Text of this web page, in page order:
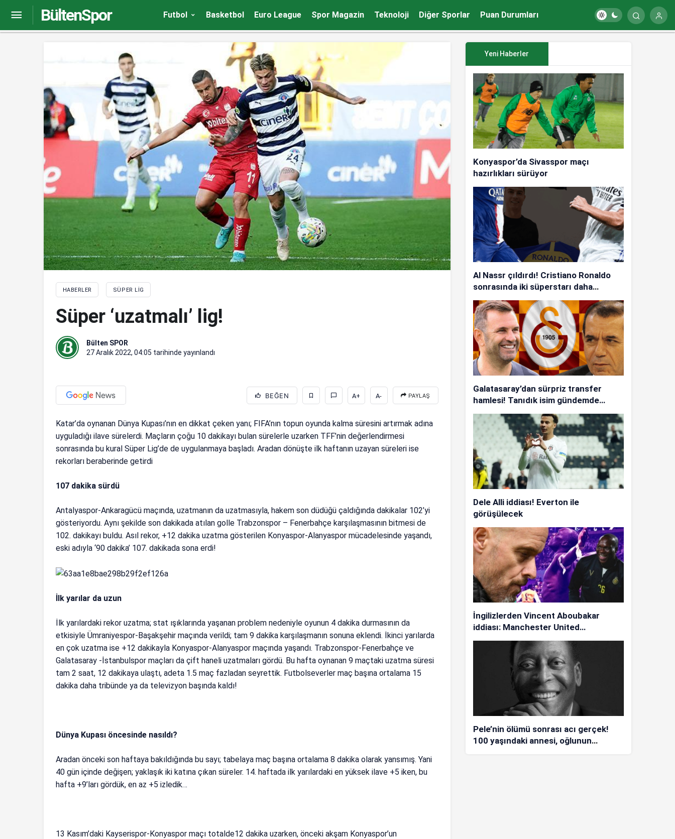
BültenSpor Futbol Basketbol Euro League Spor Magazin Teknoloji Diğer Sporlar Puan Durumları
HABERLER SÜPER LIG
Süper ‘uzatmalı’ lig!
Bülten SPOR
27 Aralık 2022, 04:05 tarihinde yayınlandı
BEĞEN A+ A- PAYLAŞ
Katar’da oynanan Dünya Kupası’nın en dikkat çeken yanı; FIFA’nın topun oyunda kalma süresini artırmak adına
uyguladığı ilave sürelerdi. Maçların çoğu 10 dakikayı bulan sürelerle uzarken TFF’nin değerlendirmesi
sonrasında bu kural Süper Lig’de de uygulanmaya başladı. Aradan dönüşte ilk haftanın uzayan süreleri ise
rekorları beraberinde getirdi
107 dakika sürdü
Antalyaspor-Ankaragücü maçında, uzatmanın da uzatmasıyla, hakem son düdüğü çaldığında dakikalar 102’yi
gösteriyordu. Aynı şekilde son dakikada atılan golle Trabzonspor – Fenerbahçe karşılaşmasının bitmesi de
102. dakikayı buldu. Asıl rekor, +12 dakika uzatma gösterilen Konyaspor-Alanyaspor mücadelesinde yaşandı,
eski adıyla ‘90 dakika’ 107. dakikada sona erdi!
İlk yarılar da uzun
İlk yarılardaki rekor uzatma; stat ışıklarında yaşanan problem nedeniyle oyunun 4 dakika durmasının da
etkisiyle Ümraniyespor-Başakşehir maçında verildi; tam 9 dakika karşılaşmanın sonuna eklendi. İkinci yarılarda
en çok uzatma ise +12 dakikayla Konyaspor-Alanyaspor maçında yaşandı. Trabzonspor-Fenerbahçe ve
Galatasaray -İstanbulspor maçları da çift haneli uzatmaları gördü. Bu hafta oynanan 9 maçtaki uzatma süresi
tam 2 saat, 12 dakikaya ulaştı, adeta 1.5 maç fazladan seyrettik. Futbolseverler maç başına ortalama 15
dakika daha tribünde ya da televizyon başında kaldı!
Dünya Kupası öncesinde nasıldı?
Aradan önceki son haftaya bakıldığında bu sayı; tabelaya maç başına ortalama 8 dakika olarak yansımış. Yani
40 gün içinde değişen; yaklaşık iki katına çıkan süreler. 14. haftada ilk yarılardaki en yüksek ilave +5 iken, bu
hafta +9’ları gördük, en az +5 izledik…
13 Kasım’daki Kayserispor-Konyaspor maçı totalde12 dakika uzarken, önceki akşam Konyaspor’un
Yeni Haberler
Konyaspor’da Sivasspor maçı
hazırlıkları sürüyor
Al Nassr çıldırdı! Cristiano Ronaldo
sonrasında iki süperstarı daha
istiyorlar…
Galatasaray’dan sürpriz transfer
hamlesi! Tanıdık isim gündemde…
Dele Alli iddiası! Everton ile
görüşülecek
İngilizlerden Vincent Aboubakar
iddiası: Manchester United…
Pele’nin ölümü sonrası acı gerçek!
100 yaşındaki annesi, oğlunun
Kayserispor’dan ilginç loca satışı